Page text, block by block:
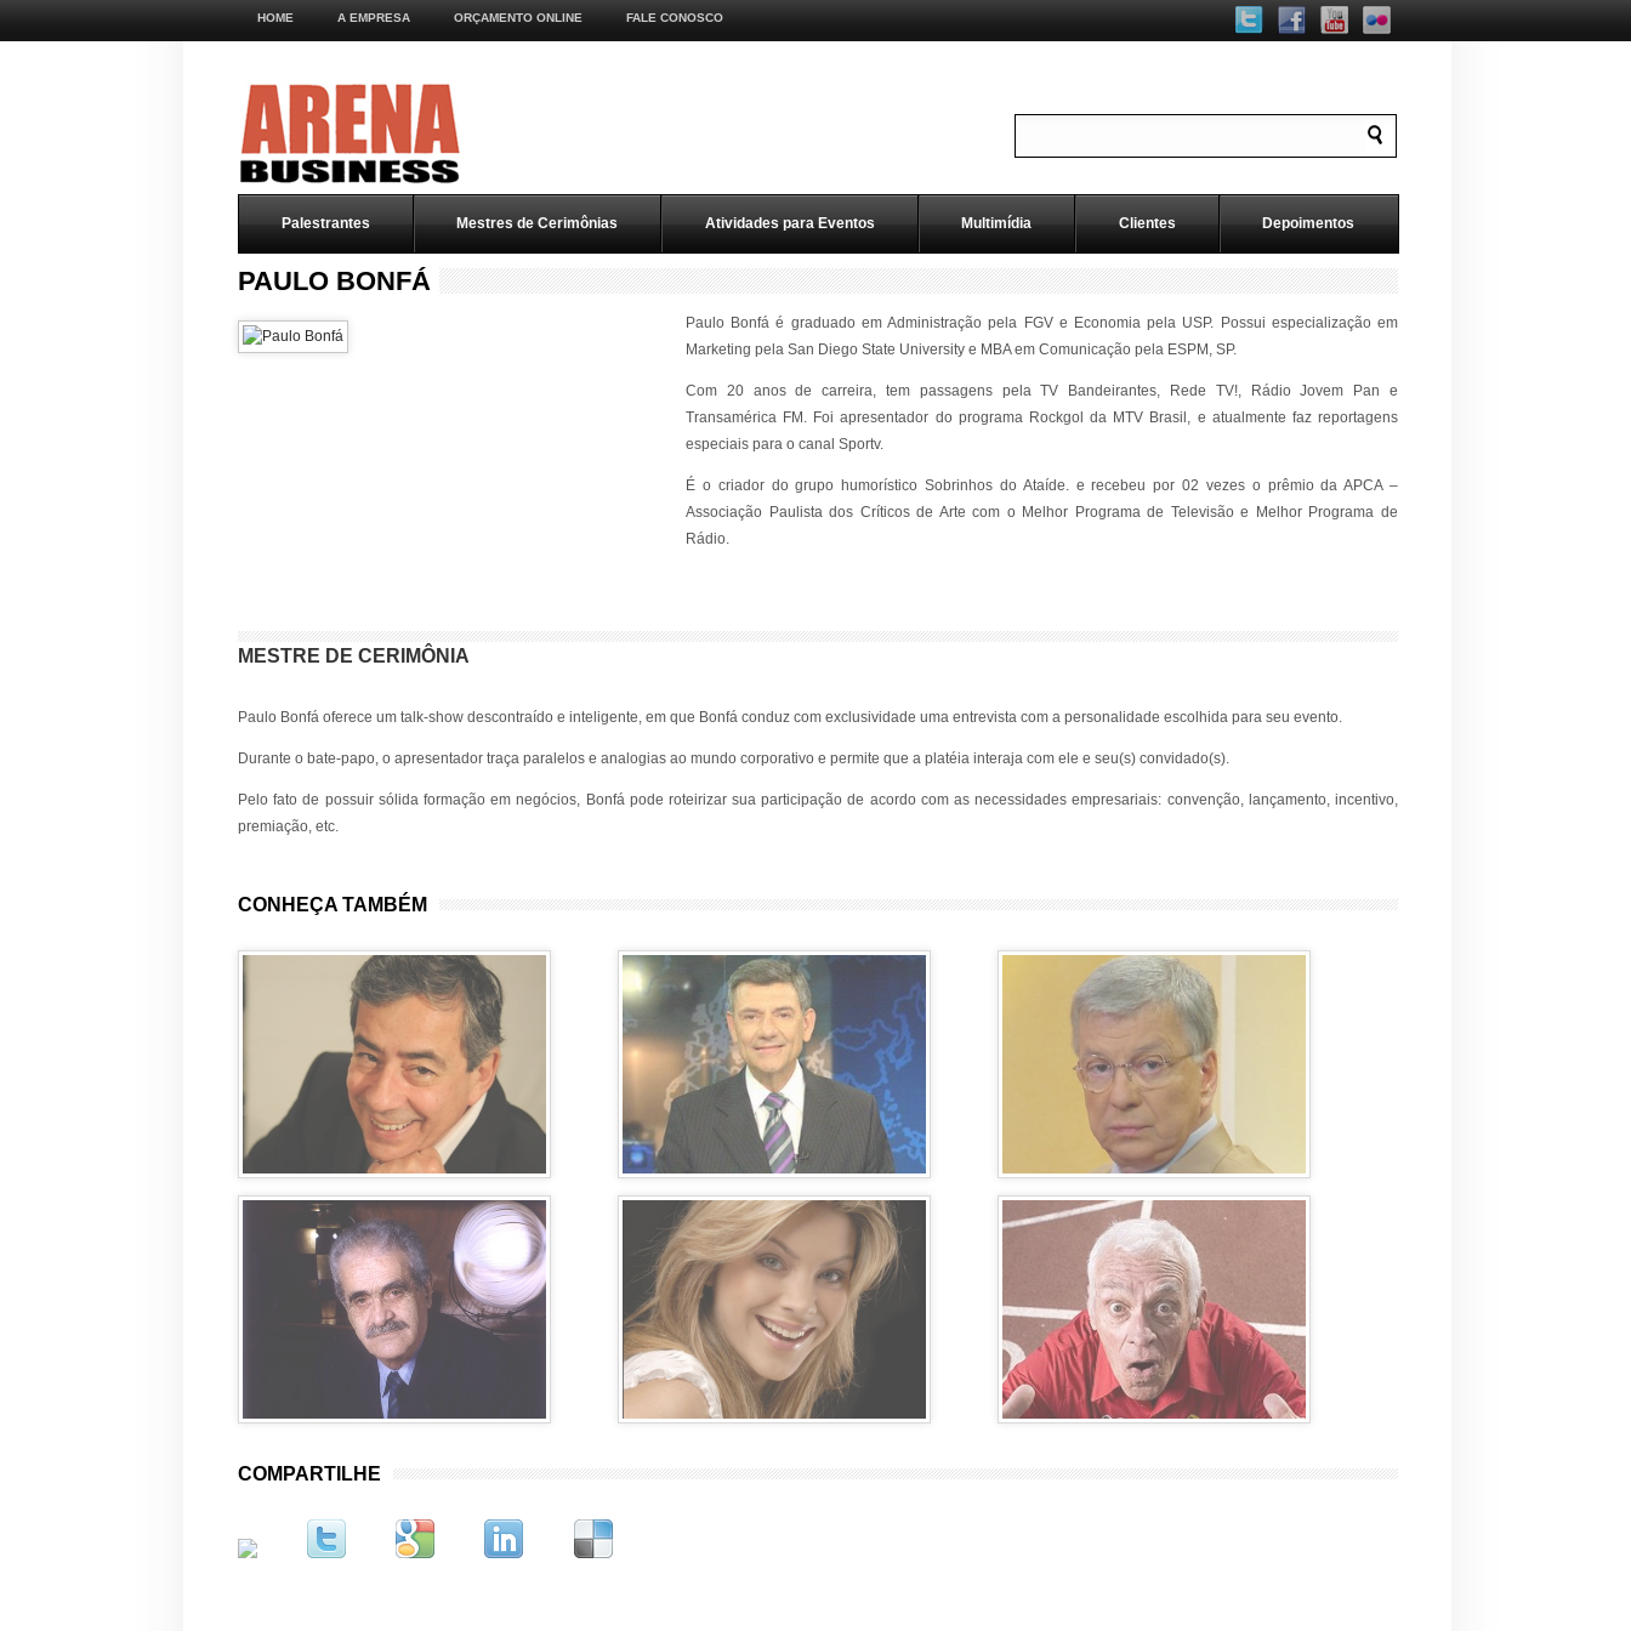
HOME A EMPRESA ORÇAMENTO ONLINE FALE CONOSCO
Palestrantes Mestres de Cerimônias Atividades para Eventos Multimídia Clientes Depoimentos
PAULO BONFÁ
Paulo Bonfá é graduado em Administração pela FGV e Economia pela USP. Possui especialização em
Marketing pela San Diego State University e MBA em Comunicação pela ESPM, SP.
Com 20 anos de carreira, tem passagens pela TV Bandeirantes, Rede TV!, Rádio Jovem Pan e
Transamérica FM. Foi apresentador do programa Rockgol da MTV Brasil, e atualmente faz reportagens
especiais para o canal Sportv.
É o criador do grupo humorístico Sobrinhos do Ataíde. e recebeu por 02 vezes o prêmio da APCA –
Associação Paulista dos Críticos de Arte com o Melhor Programa de Televisão e Melhor Programa de
Rádio.
MESTRE DE CERIMÔNIA
Paulo Bonfá oferece um talk-show descontraído e inteligente, em que Bonfá conduz com exclusividade uma entrevista com a personalidade escolhida para seu evento.
Durante o bate-papo, o apresentador traça paralelos e analogias ao mundo corporativo e permite que a platéia interaja com ele e seu(s) convidado(s).
Pelo fato de possuir sólida formação em negócios, Bonfá pode roteirizar sua participação de acordo com as necessidades empresariais: convenção, lançamento, incentivo,
premiação, etc.
CONHEÇA TAMBÉM
COMPARTILHE